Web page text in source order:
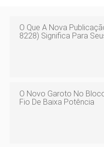
O Que A Nova
8228) Significa Para
O Novo Garoto No
Fio De Baixa Potência